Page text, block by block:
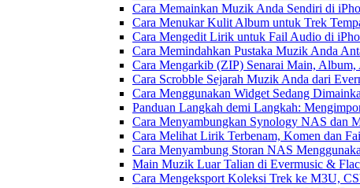
Cara Memainkan Muzik Anda Sendiri di
Cara Menukar Kulit Album untuk Trek
Cara Mengedit Lirik untuk Fail Audio di
Cara Memindahkan Pustaka Muzik Anda
Cara Mengarkib (ZIP) Senarai Main,
Cara Scrobble Sejarah Muzik Anda dari
Cara Menggunakan Widget Sedang
Panduan Langkah demi Langkah:
Cara Menyambungkan Synology NAS dan
Cara Melihat Lirik Terbenam, Komen dan
Cara Menyambung Storan NAS
Main Muzik Luar Talian di Evermusic &
Cara Mengeksport Koleksi Trek ke M3U,